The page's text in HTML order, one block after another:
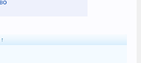
↑